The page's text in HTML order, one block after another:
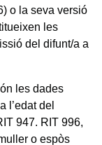
o la seva versió
les
del difunt/a a
les dades
l’edat del
947. RIT 996,
o espòs